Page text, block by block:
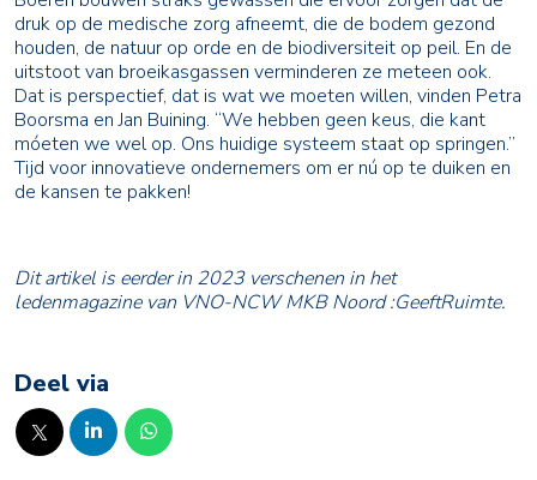
druk op de medische zorg afneemt, die de bodem gezond
houden, de natuur op orde en de biodiversiteit op peil. En de
uitstoot van broeikasgassen verminderen ze meteen ook.
Dat is perspectief, dat is wat we moeten willen, vinden Petra
Boorsma en Jan Buining. “We hebben geen keus, die kant
móeten we wel op. Ons huidige systeem staat op springen.’’
Tijd voor innovatieve ondernemers om er nú op te duiken en
de kansen te pakken!
Dit artikel is eerder in 2023 verschenen in het
ledenmagazine van VNO-NCW MKB Noord :GeeftRuimte.
Deel via